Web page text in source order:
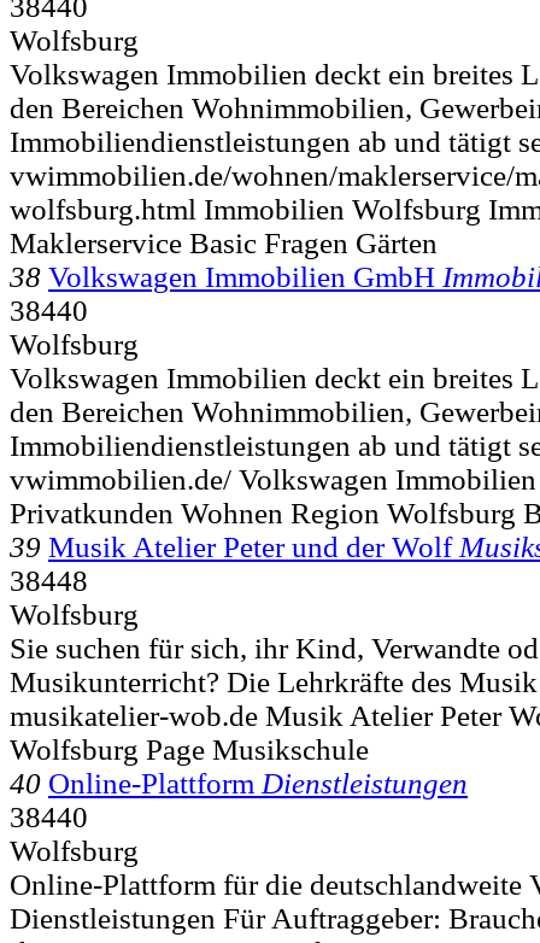
Wolfsburg
Volkswagen Immobilien deckt ein breites
den Bereichen Wohnimmobilien,
Immobiliendienstleistungen ab und tätigt
vwimmobilien.de/wohnen/maklerservice/
wolfsburg.html Immobilien Wolfsburg
Maklerservice Basic Fragen Gärten
38 Volkswagen Immobilien GmbH
38440
Wolfsburg
Volkswagen Immobilien deckt ein breites
den Bereichen Wohnimmobilien,
Immobiliendienstleistungen ab und tätigt
vwimmobilien.de/ Volkswagen
Privatkunden Wohnen Region Wolfsburg
39 Musik Atelier Peter und der Wolf
38448
Wolfsburg
Sie suchen für sich, ihr Kind, Verwandte
Musikunterricht? Die Lehrkräfte des
musikatelier-wob.de Musik Atelier Peter
Wolfsburg Page Musikschule
40 Online-Plattform Dienstleistungen
38440
Wolfsburg
Online-Plattform für die deutschlandweite
Dienstleistungen Für Auftraggeber: